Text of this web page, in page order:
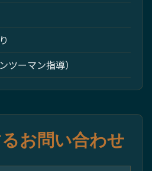
ツーマン指導）
お問い合わせ